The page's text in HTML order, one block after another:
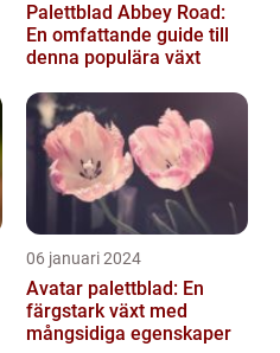
Palettblad Abbey Road:
En omfattande guide till
denna populära växt
06 januari 2024
Avatar palettblad: En
färgstark växt med
mångsidiga egenskaper